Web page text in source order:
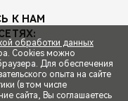
К НАМ
обработки данных
Cookies можно
Для обеспечения
опыта на сайте
(в том числе
сайта, Вы соглашаетесь